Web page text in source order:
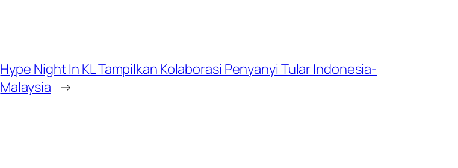
Hype Night In KL Tampilkan Kolaborasi Penyanyi Tular Indonesia-
Malaysia →